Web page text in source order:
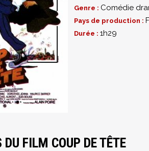
Genre : Comédie
Pays de production :
Durée : 1h29
FILM COUP DE TÊTE